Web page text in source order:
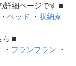
詳細ページです ■
・ベッド ・ 収納家
ら ■
・ フランフラン ・